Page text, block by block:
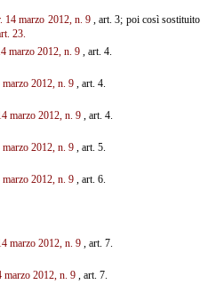
14 marzo 2012, n. 9, art. 3; poi così sostituito
23.
marzo 2012, n. 9, art. 4.
marzo 2012, n. 9, art. 4.
marzo 2012, n. 9, art. 4.
marzo 2012, n. 9, art. 5.
marzo 2012, n. 9, art. 6.
marzo 2012, n. 9, art. 7.
marzo 2012, n. 9, art. 7.